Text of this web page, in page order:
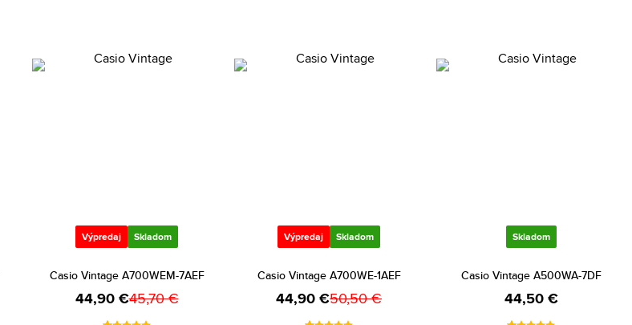
Výpredaj Skladom
Casio Vintage A700WEM-7AEF
44,90 €45,70 €
Výpredaj Skladom
Casio Vintage A700WE-1AEF
44,90 €50,50 €
Skladom
Casio Vintage A500WA-7DF
44,50 €